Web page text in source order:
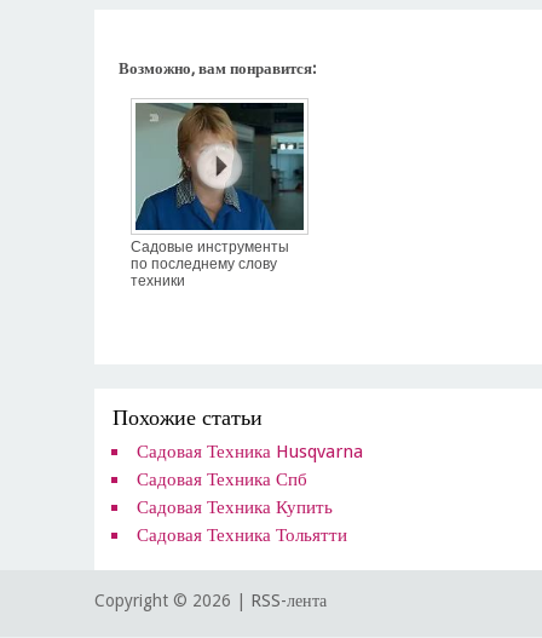
Возможно, вам понравится:
Садовые инструменты
по последнему слову
техники
Похожие статьи
Садовая Техника Husqvarna
Садовая Техника Спб
Садовая Техника Купить
Садовая Техника Тольятти
Copyright © 2026 | RSS-лента